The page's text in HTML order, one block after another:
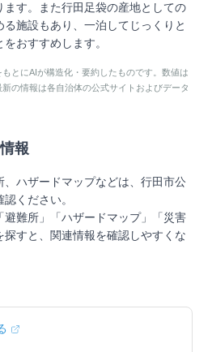
す。また行田足袋の産地としての
施設もあり、一泊してじっくりと
おすすめします。
とにAIが構造化・要約したものです。数値は
の情報は各自治体の公式サイトおよびデータ
報
ハザードマップなどは、 行田市公
ください。
難所」「ハザードマップ」「災害
すと、関連情報を確認しやすくな